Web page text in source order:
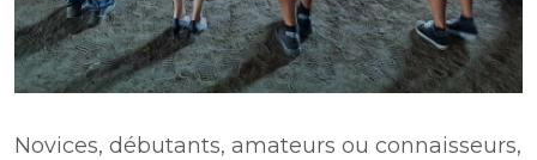
Novices, débutants, amateurs ou connaisseurs,